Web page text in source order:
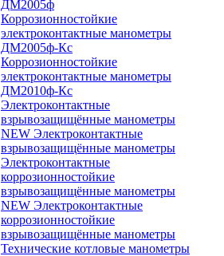
ДМ2005ф
Коррозионностойкие
электроконтактные манометры
ДМ2005ф-Кс
Коррозионностойкие
электроконтактные манометры
ДМ2010ф-Кс
Электроконтактные
взрывозащищённые манометры
NEW Электроконтактные
взрывозащищённые манометры
Электроконтактные
коррозионностойкие
взрывозащищённые манометры
NEW Электроконтактные
коррозионностойкие
взрывозащищённые манометры
Технические котловые манометры